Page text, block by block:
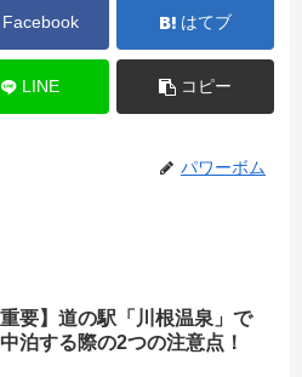
Facebook はてブ
LINE コピー
パワーボム
重要】道の駅「川根温泉」で
泊する際の2つの注意点！